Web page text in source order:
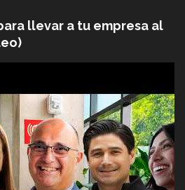
llevar a tu empresa al